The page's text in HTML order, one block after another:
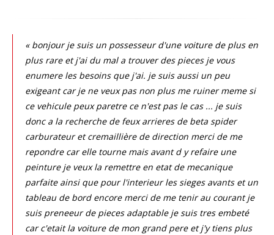
« bonjour je suis un possesseur d'une voiture de plus en
plus rare et j'ai du mal a trouver des pieces je vous
enumere les besoins que j'ai. je suis aussi un peu
exigeant car je ne veux pas non plus me ruiner meme si
ce vehicule peux paretre ce n'est pas le cas ... je suis
donc a la recherche de feux arrieres de beta spider
carburateur et cremaillière de direction merci de me
repondre car elle tourne mais avant d y refaire une
peinture je veux la remettre en etat de mecanique
parfaite ainsi que pour l'interieur les sieges avants et un
tableau de bord encore merci de me tenir au courant je
suis preneeur de pieces adaptable je suis tres embeté
car c'etait la voiture de mon grand pere et j'y tiens plus